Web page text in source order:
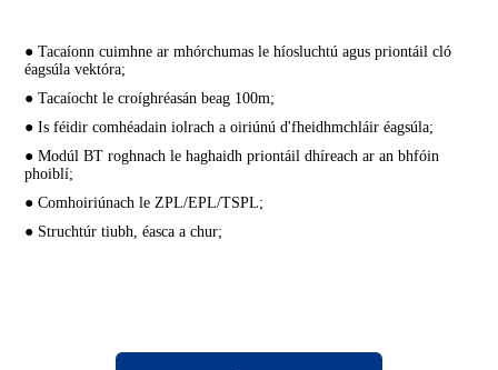
● Tacaíonn cuimhne ar mhórchumas le híosluchtú agus priontáil cló
éagsúla vektóra;
● Tacaíocht le croíghréasán beag 100m;
● Is féidir comhéadain iolrach a oiriúnú d'fheidhmchláir éagsúla;
● Modúl BT roghnach le haghaidh priontáil dhíreach ar an bhfóin
phoiblí;
● Comhoiriúnach le ZPL/EPL/TSPL;
● Struchtúr tiubh, éasca a chur;